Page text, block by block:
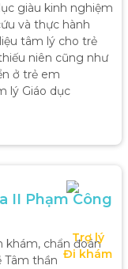
giàu kinh nghiệm
và thực hành
tâm lý cho trẻ
niên cũng như
ở trẻ em
lý Giáo dục
II Phạm Công
khám, chẩn đoán
Tâm thần
Trợ lý
Đi khám